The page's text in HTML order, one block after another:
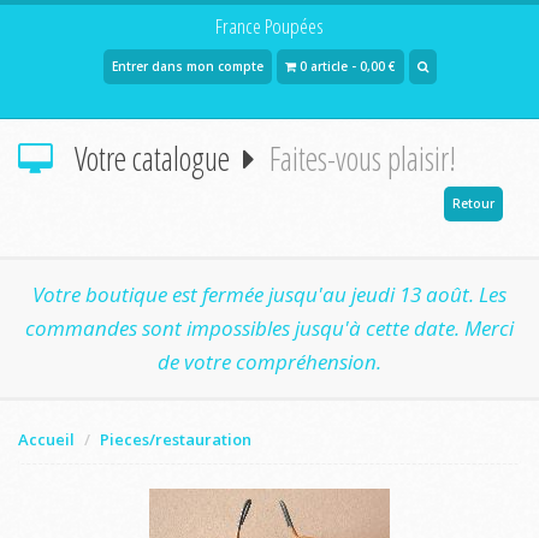
France Poupées
Entrer dans mon compte 0 article - 0,00 €
Votre catalogue Faites-vous plaisir!
Retour
Votre boutique est fermée jusqu'au jeudi 13 août. Les
commandes sont impossibles jusqu'à cette date. Merci
de votre compréhension.
Accueil Pieces/restauration